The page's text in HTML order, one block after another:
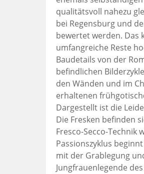
qualitätsvoll nahezu
bei Regensburg und
bewertet werden. Das
umfangreiche Reste
Baudetails von der
befindlichen
den Wänden und im
erhaltenen
Dargestellt ist die
Die Fresken befinden
Fresco-Secco-
Passionszyklus
mit der Grablegung
Jungfrauenlegende